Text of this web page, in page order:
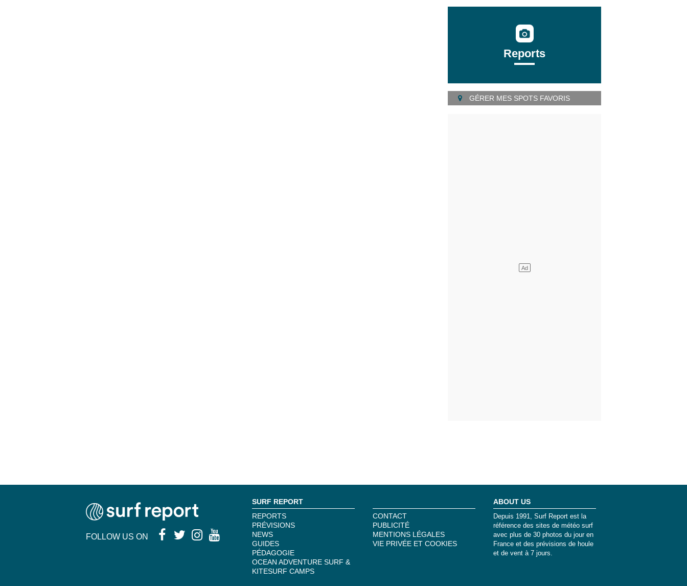
Reports
GÉRER MES SPOTS FAVORIS
FOLLOW US ON
SURF REPORT
REPORTS
PRÉVISIONS
NEWS
GUIDES
PÉDAGOGIE
OCEAN ADVENTURE SURF &
KITESURF CAMPS
CONTACT
PUBLICITÉ
MENTIONS LÉGALES
VIE PRIVÉE ET COOKIES
ABOUT US
Depuis 1991, Surf Report est la
référence des sites de météo surf
avec plus de 30 photos du jour en
France et des prévisions de houle
et de vent à 7 jours.